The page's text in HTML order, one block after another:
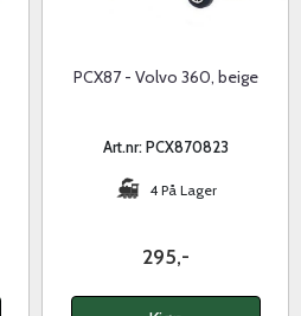
PCX87 - Volvo 360, beige
Art.nr: PCX870823
4 På Lager
295,-